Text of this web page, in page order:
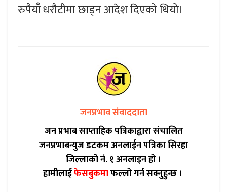
रुपैयाँ धरौटीमा छाड्न आदेश दिएको थियो।
जनप्रभाव संवाददाता
जन प्रभाब साप्ताहिक पत्रिकाद्वारा संचालित
जनप्रभाबन्युज डटकम अनलाईन पत्रिका सिरहा
जिल्लाको नं. १ अनलाइन हो ।
हामीलाईफेसबुकमाफल्लो गर्न सक्नुहुन्छ ।